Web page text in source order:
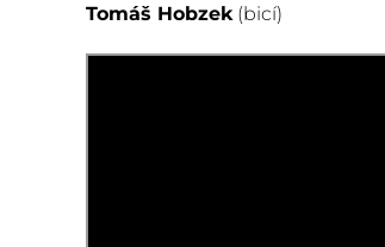
Tomáš Hobzek(bicí)